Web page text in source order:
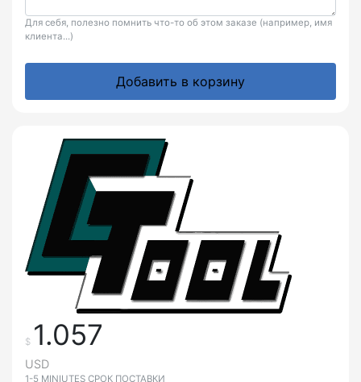
Для себя, полезно помнить что-то об этом заказе (например, имя
клиента...)
Добавить в корзину
$ 1.057
USD
1-5 MINIUTES СРОК ПОСТАВКИ